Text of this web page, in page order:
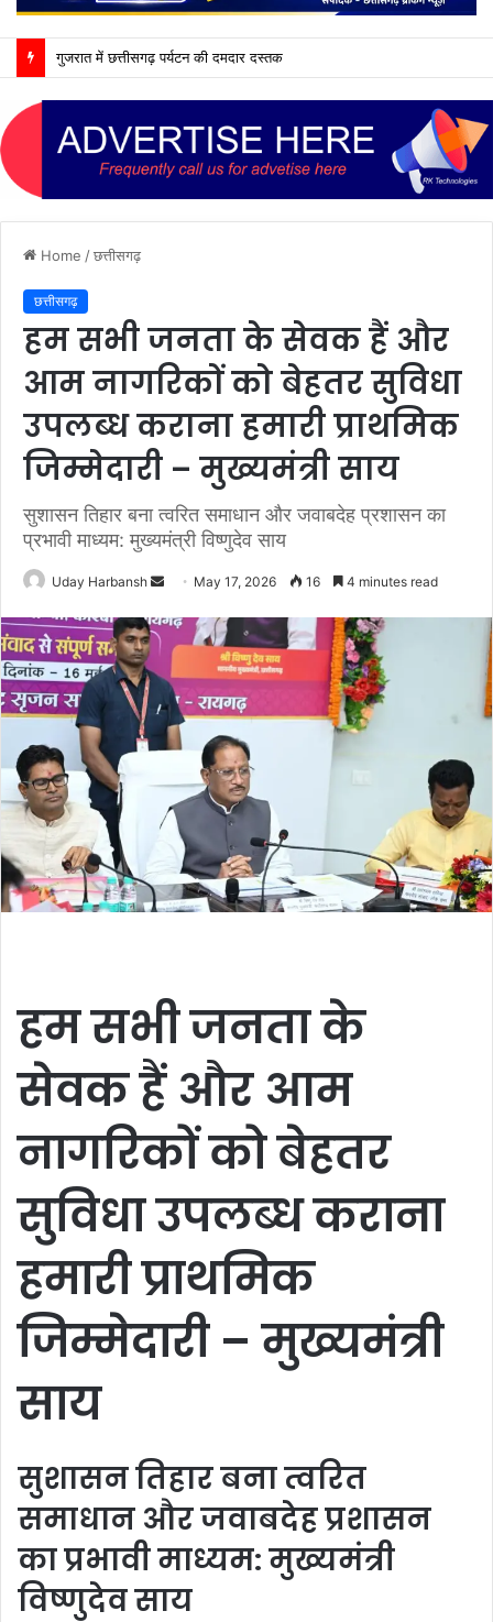
गुजरात में छत्तीसगढ़ पर्यटन की दमदार दस्तक
Home /छत्तीसगढ़
छत्तीसगढ़
हम सभी जनता के सेवक हैं और
आम नागरिकों को बेहतर सुविधा
उपलब्ध कराना हमारी प्राथमिक
जिम्मेदारी – मुख्यमंत्री साय
सुशासन तिहार बना त्वरित समाधान और जवाबदेह प्रशासन का
प्रभावी माध्यम: मुख्यमंत्री विष्णुदेव साय
Uday Harbansh
Send
email
May 17, 2026 16 4 minutes read
हम सभी जनता के
सेवक हैं और आम
नागरिकों को बेहतर
सुविधा उपलब्ध कराना
हमारी प्राथमिक
जिम्मेदारी – मुख्यमंत्री
साय
सुशासन तिहार बना त्वरित
समाधान और जवाबदेह प्रशासन
का प्रभावी माध्यम: मुख्यमंत्री
विष्णुदेव साय